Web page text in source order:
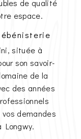
de qualité
espace.
située à
son savoir-
de la
des années
demandes
Longwy.